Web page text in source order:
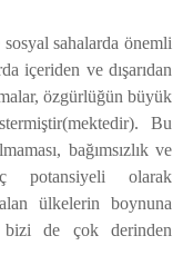
sahalarda önemli
içeriden ve dışarıdan
özgürlüğün büyük
Bu
bağımsızlık ve
potansiyeli olarak
ülkelerin boynuna
bizi de çok derinden